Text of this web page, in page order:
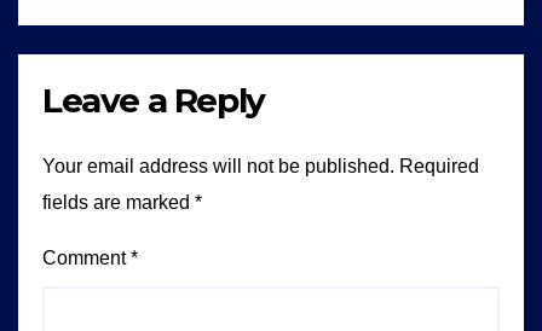
Leave a Reply
Your email address will not be published. Required
fields are marked *
Comment*